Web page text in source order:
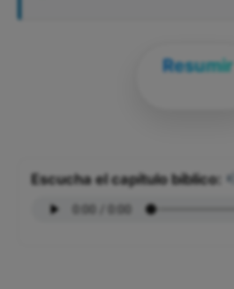
Resumir
Escucha el capítulo bíblico: